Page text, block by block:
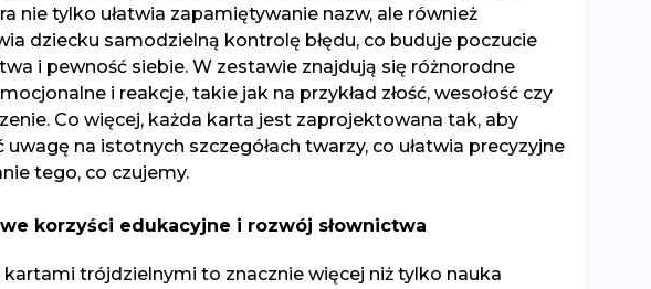
nie tylko ułatwia zapamiętywanie nazw, ale również
dziecku samodzielną kontrolę błędu, co buduje poczucie
i pewność siebie. W zestawie znajdują się różnorodne
i reakcje, takie jak na przykład złość, wesołość czy
Co więcej, każda karta jest zaprojektowana tak, aby
uwagę na istotnych szczegółach twarzy, co ułatwia precyzyjne
tego, co czujemy.
korzyści edukacyjne i rozwój słownictwa
kartami trójdzielnymi to znacznie więcej niż tylko nauka